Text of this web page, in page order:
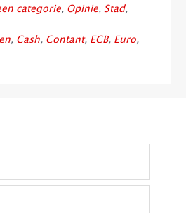
categorie, Opinie, Stad,
, Cash, Contant, ECB, Euro,